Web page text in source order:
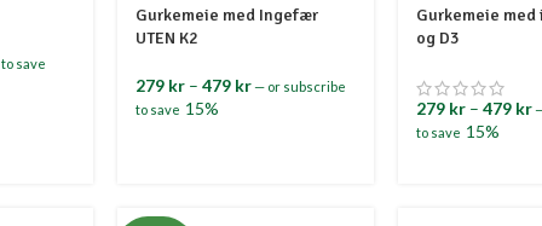
save
Gurkemeie med Ingefær
UTEN K2
279 kr – 479 kr— or subscribe
to save 15%
Gurkemeie
og D3
279 kr – 479 kr
to save 15%